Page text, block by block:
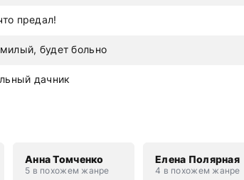
дачник
будет больно
предал!
Анна Томченко
5 в похожем жанре
Елена Полярная
4 в похожем жанре